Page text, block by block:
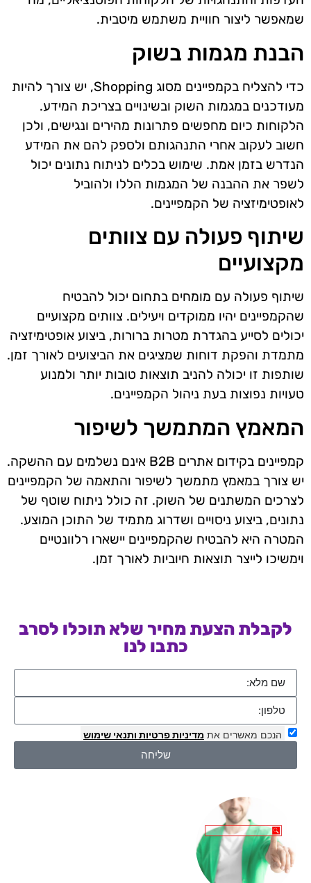
שמאפשר ליצור חוויית משתמש מיטבית.
הבנת מגמות בשוק
כדי להצליח בקמפיינים מסוג Shopping, יש צורך להיות
מעודכנים במגמות השוק ובשינויים בצריכת המידע.
הלקוחות כיום מחפשים פתרונות מהירים ונגישים, ולכן
חשוב לעקוב אחרי התנהגותם ולספק להם את המידע
הנדרש בזמן אמת. שימוש בכלים לניתוח נתונים יכול
לשפר את ההבנה של המגמות הללו ולהוביל
לאופטימיזציה של הקמפיינים.
שיתוף פעולה עם צוותים
מקצועיים
שיתוף פעולה עם מומחים בתחום יכול להבטיח
שהקמפיינים יהיו ממוקדים ויעילים. צוותים מקצועיים
יכולים לסייע בהגדרת מטרות ברורות, ביצוע אופטימיזציה
מתמדת והפקת דוחות שמציגים את הביצועים לאורך זמן.
שותפות זו יכולה להניב תוצאות טובות יותר ולמנוע
טעויות נפוצות בעת ניהול הקמפיינים.
המאמץ המתמשך לשיפור
קמפיינים בקידום אתרים B2B אינם נשלמים עם ההשקה.
יש צורך במאמץ מתמשך לשיפור והתאמה של הקמפיינים
לצרכים המשתנים של השוק. זה כולל ניתוח שוטף של
נתונים, ביצוע ניסויים ושדרוג מתמיד של התוכן המוצע.
המטרה היא להבטיח שהקמפיינים יישארו רלוונטיים
וימשיכו לייצר תוצאות חיוביות לאורך זמן.
לקבלת הצעת מחיר שלא תוכלו לסרב
כתבו לנו
הנכם מאשרים את מדיניות פרטיות ותנאי שימוש
שליחה